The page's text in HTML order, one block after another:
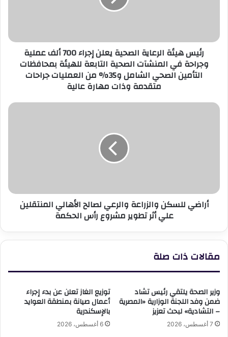
عملية
وجراحة
المنشآت
للهيئة
جراحات
متقدمة
عالية
رئيس هيئة الرعاية الصحية يعلن إجراء 700 ألف عملية
وجراحة في المنشآت الصحية التابعة للهيئة بمحافظات
التأمين الصحي الشامل و35% من العمليات جراحات
متقدمة وذات مهارة عالية
أراضي
أثر
تطويرأراضي للسكن والزراعة والرعي لصالح الأهالي المنتقلين
علي أثر تطوير مشروع رأس الحكمة
مقالات ذات صلة
وزير الصحة يلتقي رئيس تشاد
ضمن وفد اللجنة الوزارية «المصرية
– التشادية» لبحث تعزيز
7 أغسطس، 2026
توزيع الغاز تعلن عن بدء إجراء
أعمال صيانة بمنطقة العوايد
بالإسكندرية
6 أغسطس، 2026